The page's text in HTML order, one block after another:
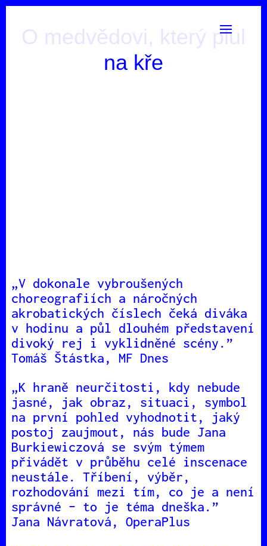
O medvědovi, který plul
na kře
„V dokonale vybroušených
choreografiích a náročných
akrobatických číslech čeká diváka
v hodinu a půl dlouhém představení
divoký rej i vyklidněné scény.”
Tomáš Štástka, MF Dnes
„K hraně neurčitosti, kdy nebude
jasné, jak obraz, situaci, symbol
na první pohled vyhodnotit, jaký
postoj zaujmout, nás bude Jana
Burkiewiczová se svým týmem
přivádět v průběhu celé inscenace
neustále. Tříbení, výběr,
rozhodování mezi tím, co je a není
správné – to je téma dneška.”
Jana Návratová, OperaPlus